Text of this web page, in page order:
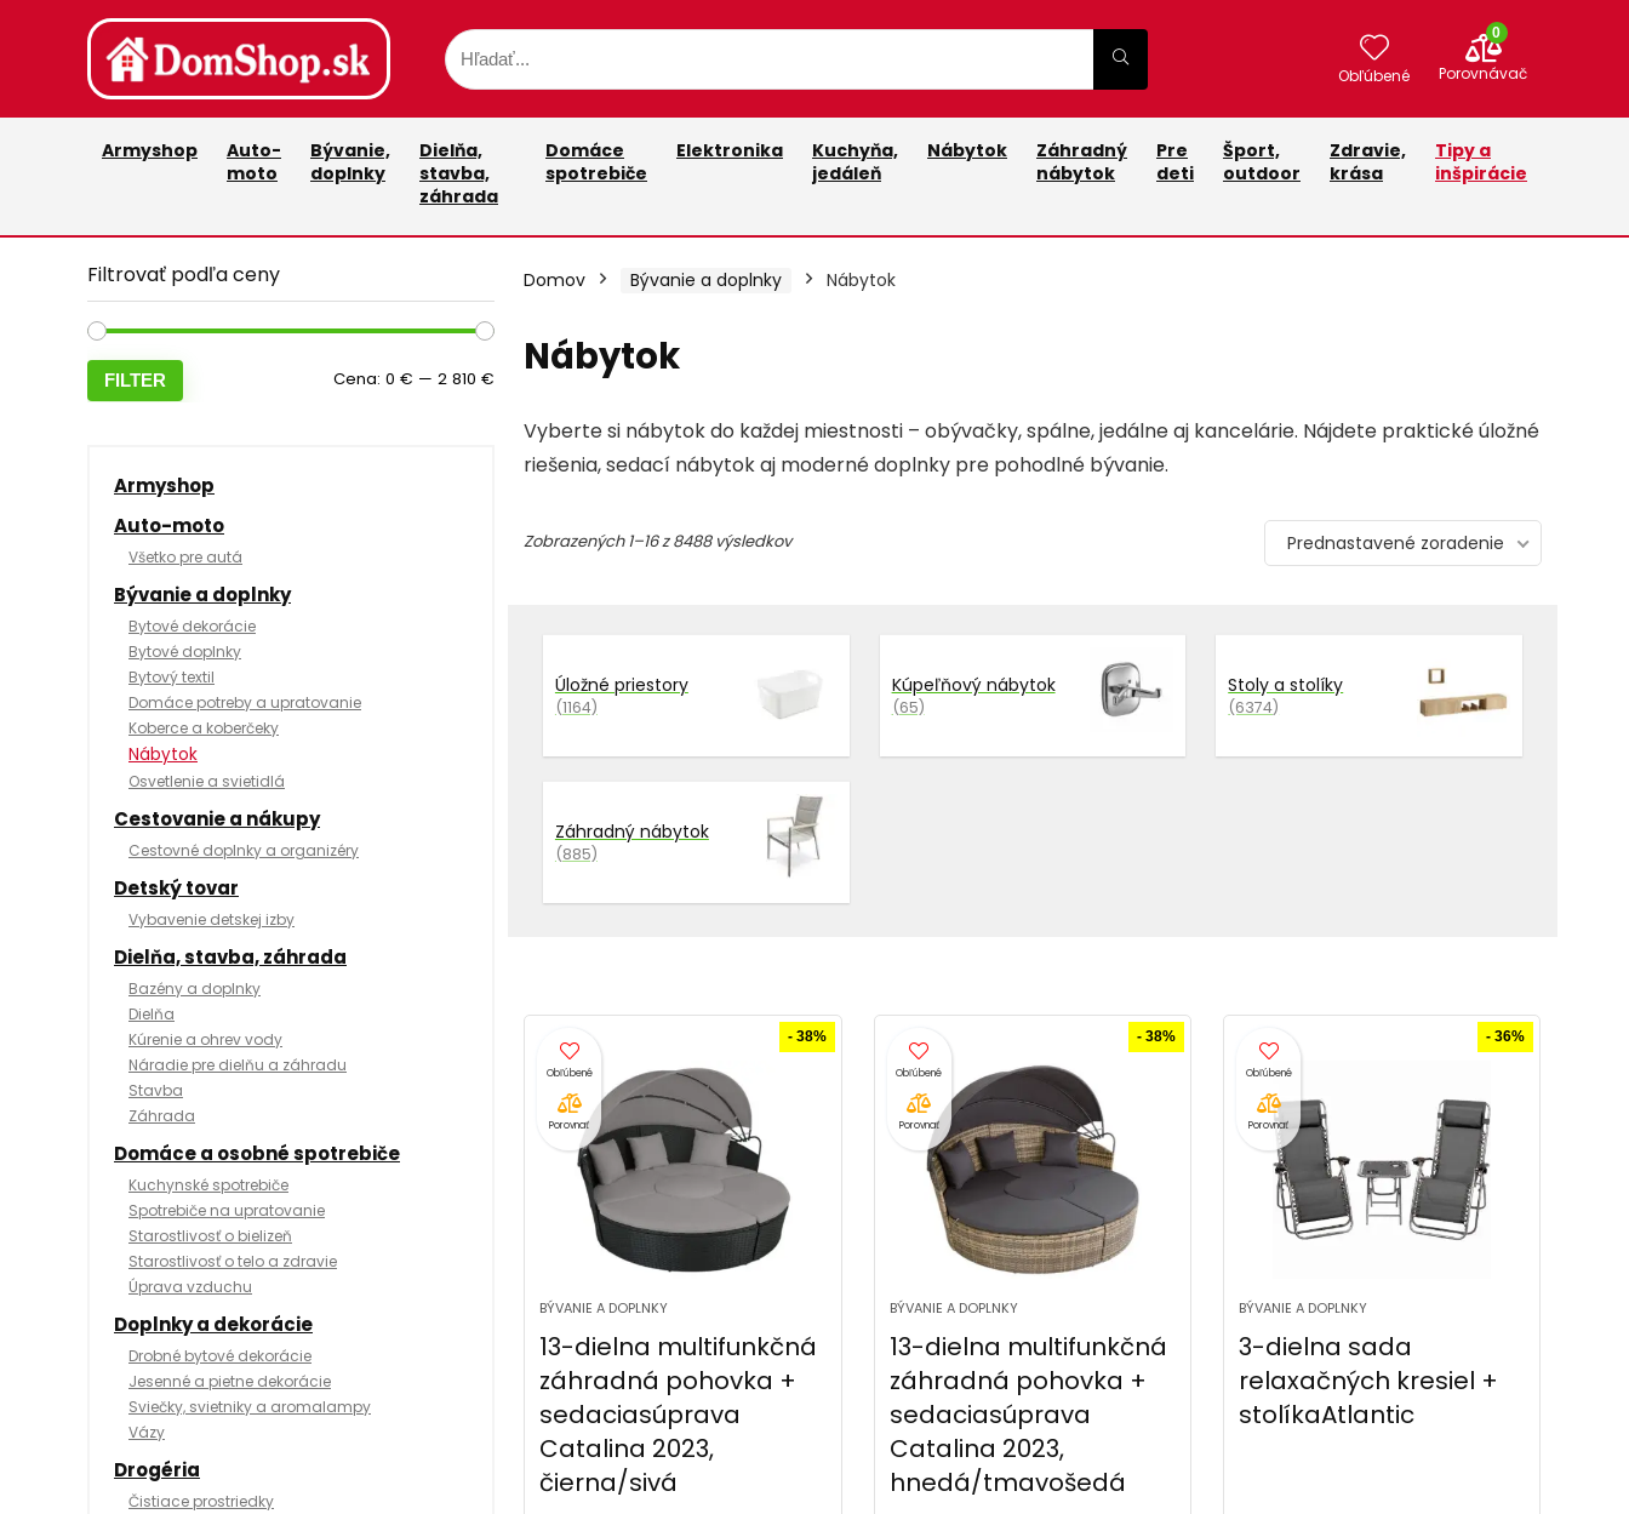
Obľúbené
0
Porovnávač
Armyshop
Auto-
moto
Bývanie,
doplnky
Dielňa,
stavba,
záhrada
Domáce
spotrebiče
Elektronika
Kuchyňa,
jedáleň
Nábytok
Záhradný
nábytok
Pre
deti
Šport,
outdoor
Zdravie,
krása
Tipy a
inšpirácie
Filtrovať podľa ceny
FILTER Cena: 0 € — 2 810 €
Armyshop
Auto-moto
Všetko pre autá
Bývanie a doplnky
Bytové dekorácie
Bytové doplnky
Bytový textil
Domáce potreby a upratovanie
Koberce a koberčeky
Nábytok
Osvetlenie a svietidlá
Cestovanie a nákupy
Cestovné doplnky a organizéry
Detský tovar
Vybavenie detskej izby
Dielňa, stavba, záhrada
Bazény a doplnky
Dielňa
Kúrenie a ohrev vody
Náradie pre dielňu a záhradu
Stavba
Záhrada
Domáce a osobné spotrebiče
Kuchynské spotrebiče
Spotrebiče na upratovanie
Starostlivosť o bielizeň
Starostlivosť o telo a zdravie
Úprava vzduchu
Doplnky a dekorácie
Drobné bytové dekorácie
Jesenné a pietne dekorácie
Sviečky, svietniky a aromalampy
Vázy
Drogéria
Čistiace prostriedky
Domov Bývanie a doplnky Nábytok
Nábytok
Vyberte si nábytok do každej miestnosti – obývačky, spálne, jedálne aj kancelárie. Nájdete praktické úložné
riešenia, sedací nábytok aj moderné doplnky pre pohodlné bývanie.
Zobrazených 1–16 z 8488 výsledkov Prednastavené zoradenie
Úložné priestory
(1164)
Kúpeľňový nábytok
(65)
Stoly a stolíky
(6374)
Záhradný nábytok
(885)
Porovnať
- 38%
BÝVANIE A DOPLNKY
13-dielna multifunkčná
záhradná pohovka +
sedaciasúprava
Catalina 2023,
čierna/sivá
Porovnať
- 38%
BÝVANIE A DOPLNKY
13-dielna multifunkčná
záhradná pohovka +
sedaciasúprava
Catalina 2023,
hnedá/tmavošedá
Porovnať
- 36%
BÝVANIE A DOPLNKY
3-dielna sada
relaxačných kresiel +
stolíkaAtlantic